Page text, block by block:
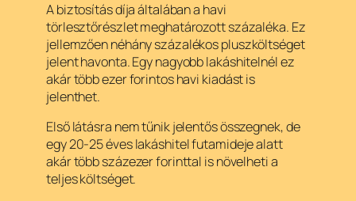
A biztosítás díja általában a havi
törlesztőrészlet meghatározott százaléka. Ez
jellemzően néhány százalékos pluszköltséget
jelent havonta. Egy nagyobb lakáshitelnél ez
akár több ezer forintos havi kiadást is
jelenthet.
Első látásra nem tűnik jelentős összegnek, de
egy 20-25 éves lakáshitel futamideje alatt
akár több százezer forinttal is növelheti a
teljes költséget.